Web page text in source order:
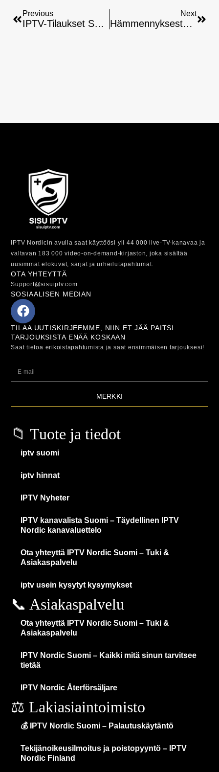
Previous
IPTV-Tilaukset Suomessa Vertailussa
Next
Hämmennyksestä Selkeyteen: Mitä IPTV On – Ja Miten Se Toimii Suomessa?
IPTV Nordicin avulla saat käyttöösi yli 44 000 live-TV-kanavaa ja
valtavan 183 000 video-on-demand-kirjaston, joka sisältää
uusimmat elokuvat, sarjat ja urheilutapahtumat.
OTA YHTEYTTÄ
Support@sisuiptv.com
SOSIAALISEN MEDIAN
TILAA UUTISKIRJEEMME, NIIN ET JÄÄ PAITSI
TARJOUKSISTA ENÄÄ KOSKAAN
Saat tietoa erikoistapahtumista ja saat ensimmäisen tarjouksesi!
MERKKI
📁 Tuote ja tiedot
iptv suomi
iptv hinnat
IPTV Nyheter
IPTV kanavalista Suomi – Täydellinen IPTV
Nordic kanavaluettelo
Ota yhteyttä IPTV Nordic Suomi – Tuki &
Asiakaspalvelu
iptv usein kysytyt kysymykset
📞 Asiakaspalvelu
Ota yhteyttä IPTV Nordic Suomi – Tuki &
Asiakaspalvelu
IPTV Nordic Suomi – Kaikki mitä sinun tarvitsee
tietää
IPTV Nordic Återförsäljare
⚖️ Lakiasiaintoimisto
💰 IPTV Nordic Suomi – Palautuskäytäntö
Tekijänoikeusilmoitus ja poistopyyntö – IPTV
Nordic Finland